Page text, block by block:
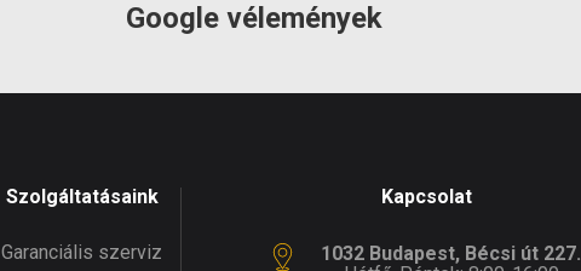
Google vélemények
Szolgáltatásaink
Garanciális szerviz
Kapcsolat
1032 Budapest, Bécsi út 227.